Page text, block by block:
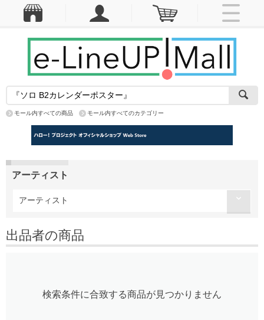
モール内すべての商品 モール内すべてのカテゴリー
アーティスト
アーティスト
出品者の商品
検索条件に合致する商品が見つかりません